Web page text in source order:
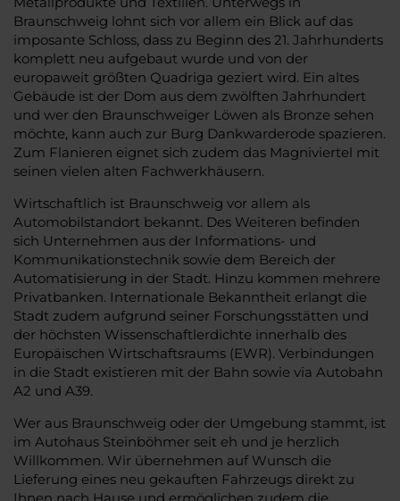
Braunschweig lohnt sich vor allem ein Blick auf das
imposante Schloss, dass zu Beginn des 21. Jahrhunderts
komplett neu aufgebaut wurde und von der
europaweit größten Quadriga geziert wird. Ein altes
Gebäude ist der Dom aus dem zwölften Jahrhundert
und wer den Braunschweiger Löwen als Bronze sehen
möchte, kann auch zur Burg Dankwarderode spazieren.
Zum Flanieren eignet sich zudem das Magniviertel mit
seinen vielen alten Fachwerkhäusern.
Wirtschaftlich ist Braunschweig vor allem als
Automobilstandort bekannt. Des Weiteren befinden
sich Unternehmen aus der Informations- und
Kommunikationstechnik sowie dem Bereich der
Automatisierung in der Stadt. Hinzu kommen mehrere
Privatbanken. Internationale Bekanntheit erlangt die
Stadt zudem aufgrund seiner Forschungsstätten und
der höchsten Wissenschaftlerdichte innerhalb des
Europäischen Wirtschaftsraums (EWR). Verbindungen
in die Stadt existieren mit der Bahn sowie via Autobahn
A2 und A39.
Wer aus Braunschweig oder der Umgebung stammt, ist
im Autohaus Steinböhmer seit eh und je herzlich
Willkommen. Wir übernehmen auf Wunsch die
Lieferung eines neu gekauften Fahrzeugs direkt zu
Ihnen nach Hause und ermöglichen zudem die